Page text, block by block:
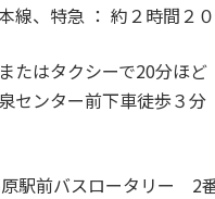
線、特急 ： 約２時間２
はタクシーで20分ほど
センター前下車徒歩３分
前バスロータリー 2